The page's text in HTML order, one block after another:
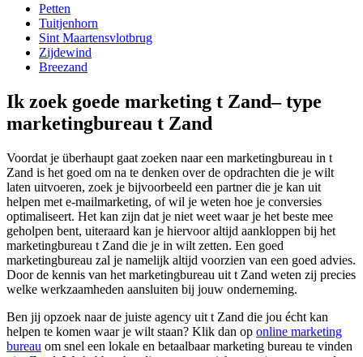
Petten
Tuitjenhorn
Sint Maartensvlotbrug
Zijdewind
Breezand
Ik zoek goede marketing t Zand– type
marketingbureau t Zand
Voordat je überhaupt gaat zoeken naar een marketingbureau in t
Zand is het goed om na te denken over de opdrachten die je wilt
laten uitvoeren, zoek je bijvoorbeeld een partner die je kan uit
helpen met e-mailmarketing, of wil je weten hoe je conversies
optimaliseert. Het kan zijn dat je niet weet waar je het beste mee
geholpen bent, uiteraard kan je hiervoor altijd aankloppen bij het
marketingbureau t Zand die je in wilt zetten. Een goed
marketingbureau zal je namelijk altijd voorzien van een goed advies.
Door de kennis van het marketingbureau uit t Zand weten zij precies
welke werkzaamheden aansluiten bij jouw onderneming.
Ben jij opzoek naar de juiste agency uit t Zand die jou écht kan
helpen te komen waar je wilt staan? Klik dan op online marketing
bureau om snel een lokale en betaalbaar marketing bureau te vinden